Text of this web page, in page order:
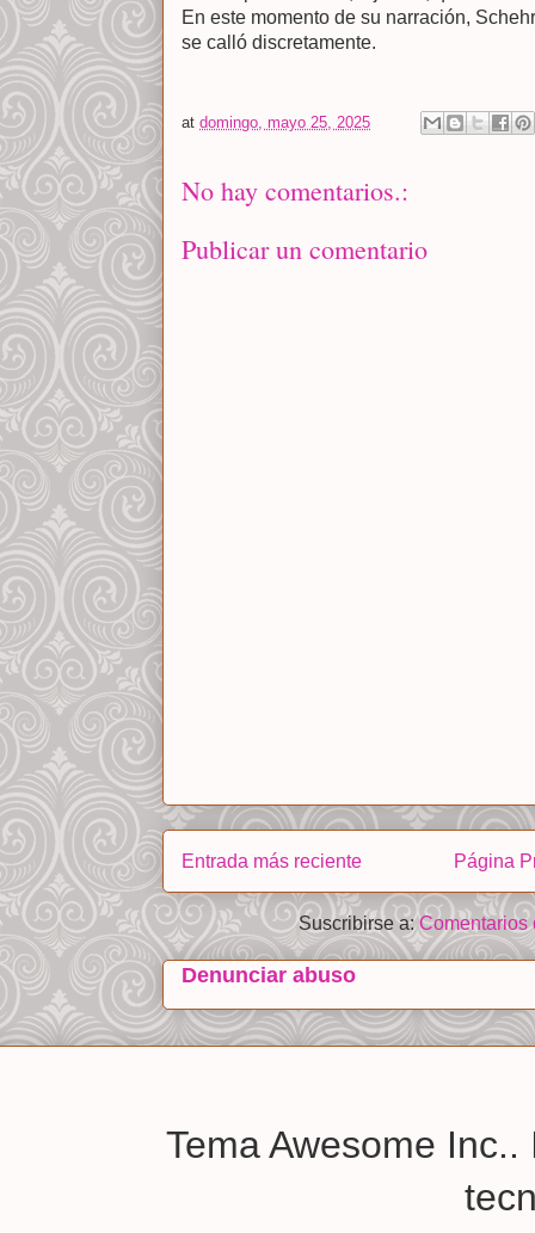
En este momento de su narración,
se calló discretamente.
at domingo, mayo 25, 2025
No hay comentarios.:
Publicar un comentario
Entrada más reciente Página
Suscribirse a:Comentarios
Denunciar abuso
Tema Awesome